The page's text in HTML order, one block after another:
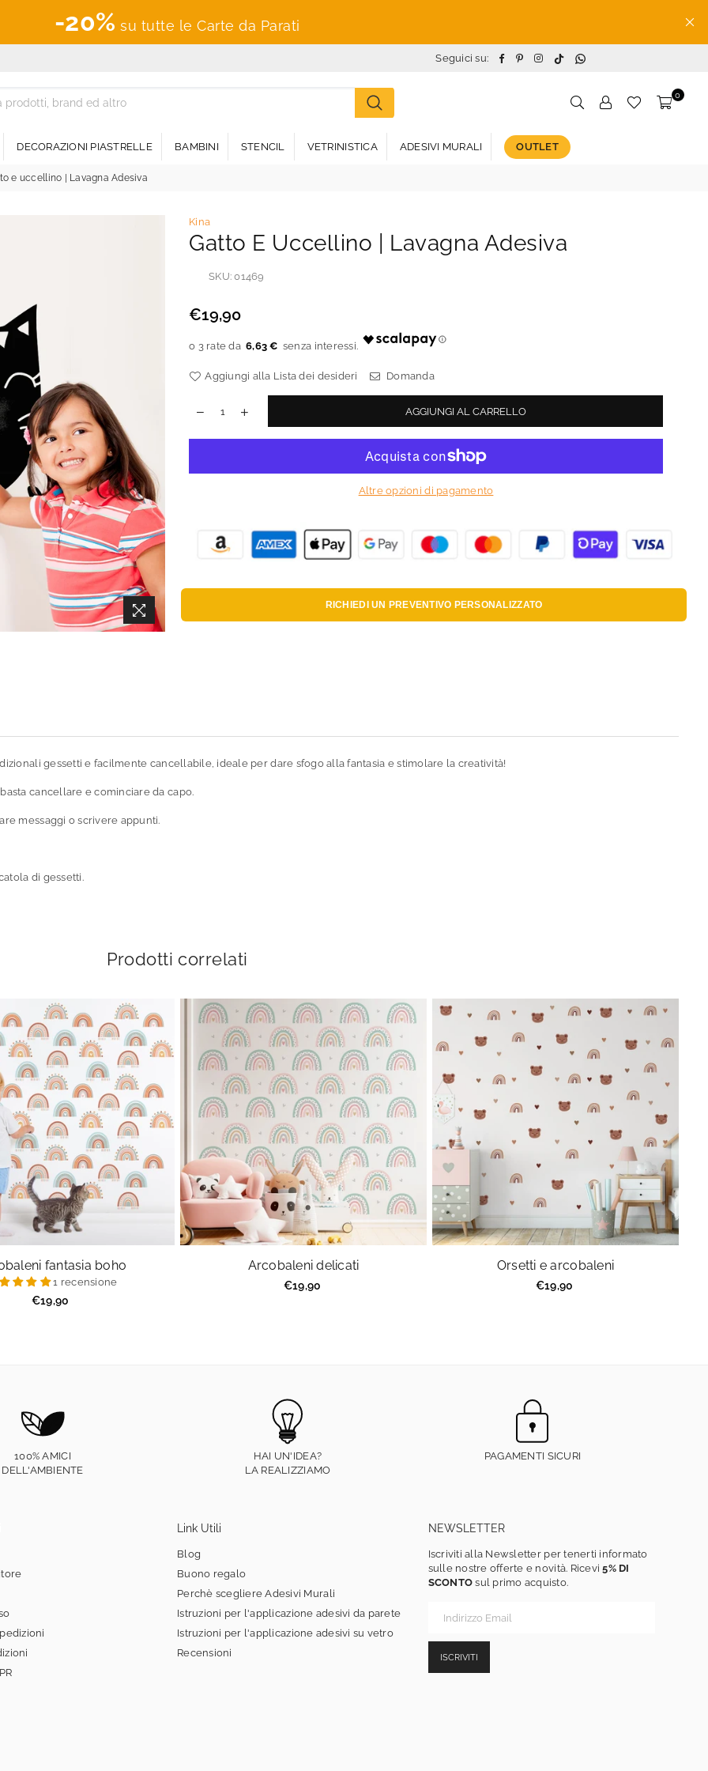
-20% su tutte le Carte da Parati
Seguici su: Facebook
PinterestInstagram
TikTokWhatsapp
0
DECORAZIONI PIASTRELLE BAMBINI STENCIL VETRINISTICA ADESIVI MURALI OUTLET
e uccellino | Lavagna Adesiva
Kina
Gatto E Uccellino | Lavagna Adesiva
SKU:01469
Prezzo
€19,90
6,63 €
Aggiungi alla Lista dei desideri Domanda
AGGIUNGI AL CARRELLO
Altre opzioni di pagamento
RICHIEDI UN PREVENTIVO PERSONALIZZATO
gessetti e facilmente cancellabile, ideale per dare sfogo alla fantasia e stimolare la creatività!
cancellare e cominciare da capo.
messaggi o scrivere appunti.
di gessetti.
Prodotti correlati
fantasia boho
1 recensione
Prezzo
€19,90
Arcobaleni delicati
Prezzo
€19,90
Orsetti e arcobaleni
Prezzo
€19,90
100% AMICI
DELL'AMBIENTE
HAI UN'IDEA?
LA REALIZZIAMO
PAGAMENTI SICURI
Link Utili
Blog
Buono regalo
Perchè scegliere Adesivi Murali
Istruzioni per l'applicazione adesivi da parete
Istruzioni per l'applicazione adesivi su vetro
Recensioni
NEWSLETTER
Iscriviti alla Newsletter per tenerti informato
sulle nostre offerte e novità. Ricevi5% DI
SCONTO sul primo acquisto.
ISCRIVITI